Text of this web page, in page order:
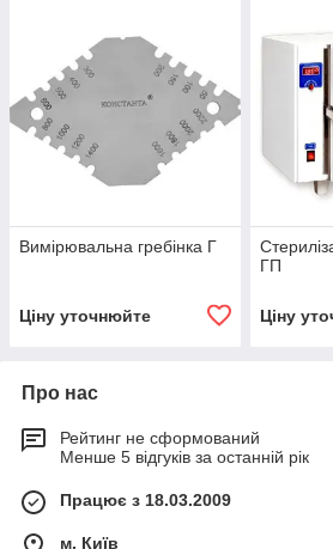
Вимірювальна гребінка Г
Ціну уточнюйте
ГП
Ціну
Про нас
Рейтинг не сформований
Менше 5 відгуків за останній рік
Працює з 18.03.2009
м. Київ